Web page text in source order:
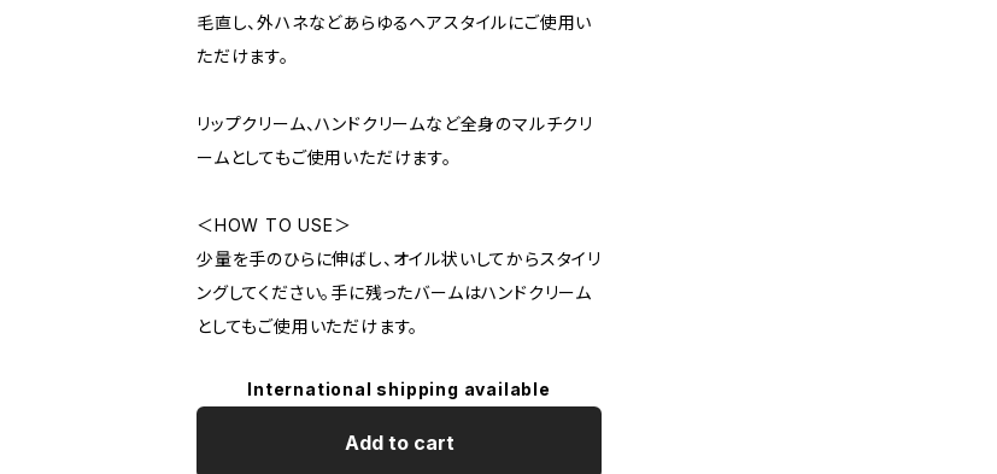
毛直し、外ハネなどあらゆるヘアスタイルにご使用い
ただけます。
リップクリーム、ハンドクリームなど全身のマルチクリ
ームとしてもご使用いただけます。
＜HOW TO USE＞
少量を手のひらに伸ばし、オイル状いしてからスタイリ
ングしてください。手に残ったバームはハンドクリーム
としてもご使用いただけます。
International shipping available
Add to cart